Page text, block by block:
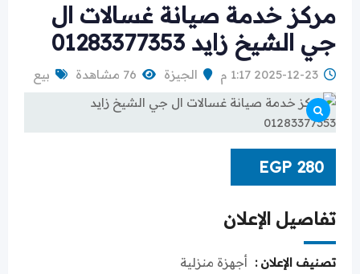
مركز خدمة صيانة غسالات ال
جي الشيخ زايد 01283377353
2025-12-23 1:17 م الجيزة 76 مشاهدة بيع
EGP 280
تفاصيل الإعلان
تصنيف الإعلان : أجهزة منزلية